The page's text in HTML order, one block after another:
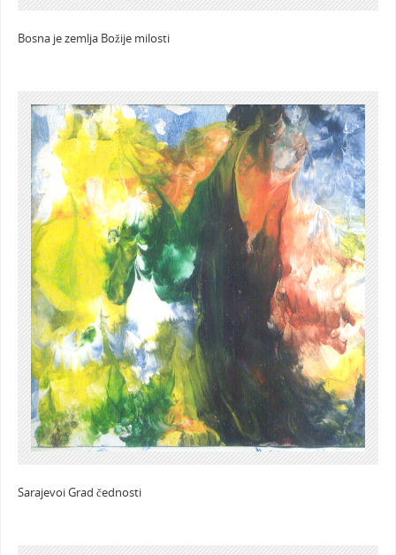
Bosna je zemlja Božije milosti
Sarajevoi Grad čednosti